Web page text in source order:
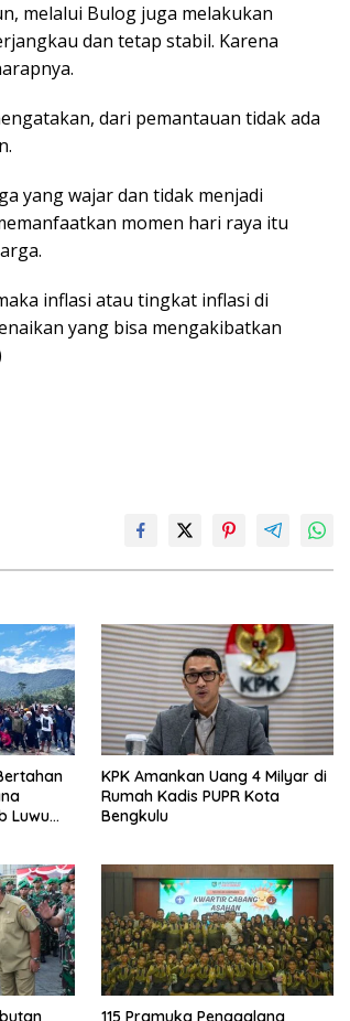
melalui Bulog juga melakukan
dan tetap stabil. Karena
dari pemantauan tidak ada
yang wajar dan tidak menjadi
momen hari raya itu
inflasi atau tingkat inflasi di
yang bisa mengakibatkan
Luwu
KPK Amankan Uang 4 Milyar di
Rumah Kadis PUPR Kota
Bengkulu
115 Pramuka Penggalang